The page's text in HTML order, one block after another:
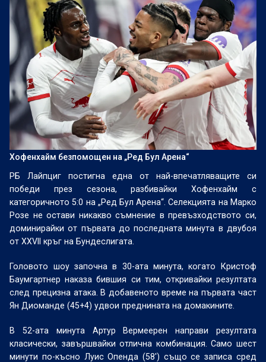
Хофенхайм безпомощен на „Ред Бул Арена“
РБ Лайпциг постигна една от най-впечатляващите си
победи през сезона, разбивайки Хофенхайм с
категоричното 5:0 на „Ред Бул Арена“. Селекцията на Марко
Розе не остави никакво съмнение в превъзходството си,
доминирайки от първата до последната минута в двубоя
отXXVII кръг на Бундеслигата.
Головото шоу започна в 30-ата минута, когато Кристоф
Баумгартнер наказа бившия си тим, откривайки резултата
след прецизна атака. В добавеното време на първата част
Ян Диоманде (45+4) удвои преднината на домакините.
В 52-ата минута Артур Вермеерен направи резултата
класически, завършвайки отлична комбинация. Само шест
минути по-късно Луис Опенда (58') също се записа сред